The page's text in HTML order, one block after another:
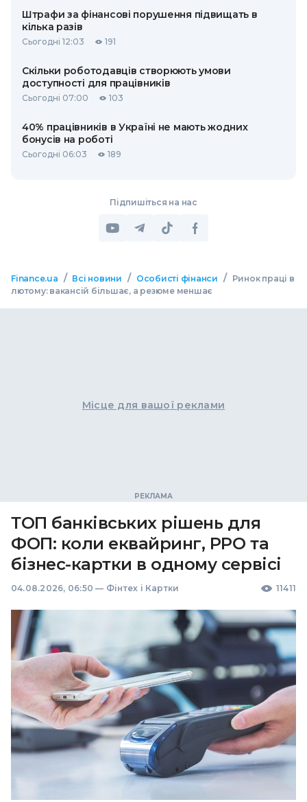
Штрафи за фінансові порушення підвищать в
кілька разів
Сьогодні 12:03 191
Скільки роботодавців створюють умови
доступності для працівників
Сьогодні 07:00 103
40% працівників в Україні не мають жодних
бонусів на роботі
Сьогодні 06:03 189
Підпишіться на нас
Finance.ua / Всі новини / Особисті фінанси /
Ринок праці в
лютому: вакансій більшає, а резюме меншає
Місце для вашої реклами
ТОП банківських рішень для
ФОП: коли еквайринг, РРО та
бізнес-картки в одному сервісі
04.08.2026, 06:50 — Фінтех і Картки 11411